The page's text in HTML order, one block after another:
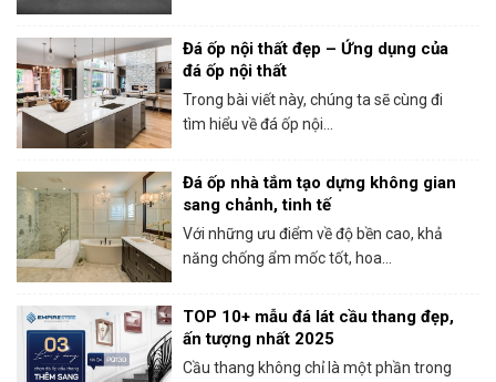
Đá ốp nội thất đẹp – Ứng dụng của
đá ốp nội thất
Trong bài viết này, chúng ta sẽ cùng đi
tìm hiểu về đá ốp nội...
Đá ốp nhà tắm tạo dựng không gian
sang chảnh, tinh tế
Với những ưu điểm về độ bền cao, khả
năng chống ẩm mốc tốt, hoa...
TOP 10+ mẫu đá lát cầu thang đẹp,
ấn tượng nhất 2025
Cầu thang không chỉ là một phần trong